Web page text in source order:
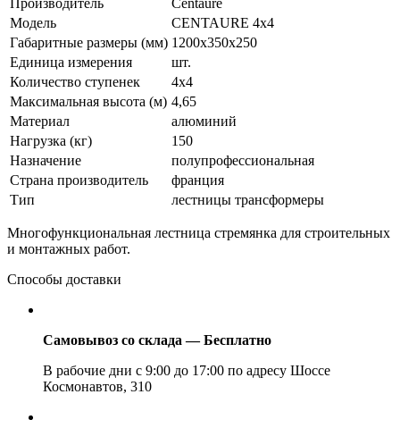
Модель
CENTAURE 4х4
Габаритные размеры (мм) 1200х350х250
Единица измерения
шт.
Количество ступенек
4х4
Максимальная высота (м) 4,65
Материал
алюминий
Нагрузка (кг)
150
Назначение
полупрофессиональная
Страна производитель
франция
Тип
лестницы трансформеры
Многофункциональная лестница стремянка для строительных
и монтажных работ.
Способы доставки
Самовывоз со склада — Бесплатно
В рабочие дни с 9:00 до 17:00 по адресу Шоссе
Космонавтов, 310